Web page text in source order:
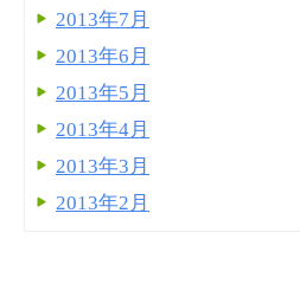
2013年7月
2013年6月
2013年5月
2013年4月
2013年3月
2013年2月